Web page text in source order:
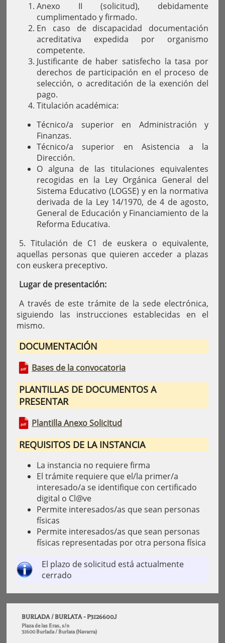
Anexo II (solicitud), debidamente
cumplimentado y firmado.
En caso de discapacidad documentación
acreditativa expedida por organismo
competente.
Justificante de haber satisfecho la tasa por
derechos de participación en el proceso de
selección, o acreditación de la exención del
pago.
Titulación académica:
Técnico/a superior en Administración y
Finanzas.
Técnico/a superior en Asistencia a la
Dirección.
O alguna de las titulaciones equivalentes
recogidas en la Ley Orgánica General del
Sistema Educativo (LOGSE) y en la normativa
derivada de la Ley 14/1970, de 4 de agosto,
General de Educación y Financiamiento de la
Reforma Educativa.
5. Titulación de C1 de euskera o equivalente,
aquellas personas que quieren acceder a plazas
con euskera preceptivo.
Lugar de presentación:
A través de este trámite de la sede electrónica,
siguiendo las instrucciones establecidas en el
mismo.
DOCUMENTACIÓN
Bases de la convocatoria
PLANTILLAS DE DOCUMENTOS A
PRESENTAR
Plantilla Anexo Solicitud
REQUISITOS DE LA INSTANCIA
La instancia no requiere firma
El trámite requiere que el/la primer/a
interesado/a se identifique con certificado
digital o Cl@ve
Permite interesados/as que sean personas
físicas
Permite interesados/as que sean personas
físicas representadas por otra persona física
El plazo de solicitud está actualmente
cerrado
BURLADA / BURLATA - P3126600J
Plaza de las Eras, s/n
31600 Burlada / Burlata (Navarra)